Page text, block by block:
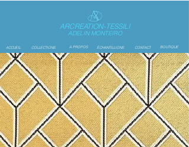
ARCREATION-TESSILI
ADELIN MONTEIRO
ACCUEIL COLLECTIONS A PROPOS ÉCHANTILLIONS CONTACT BOUTIQUE